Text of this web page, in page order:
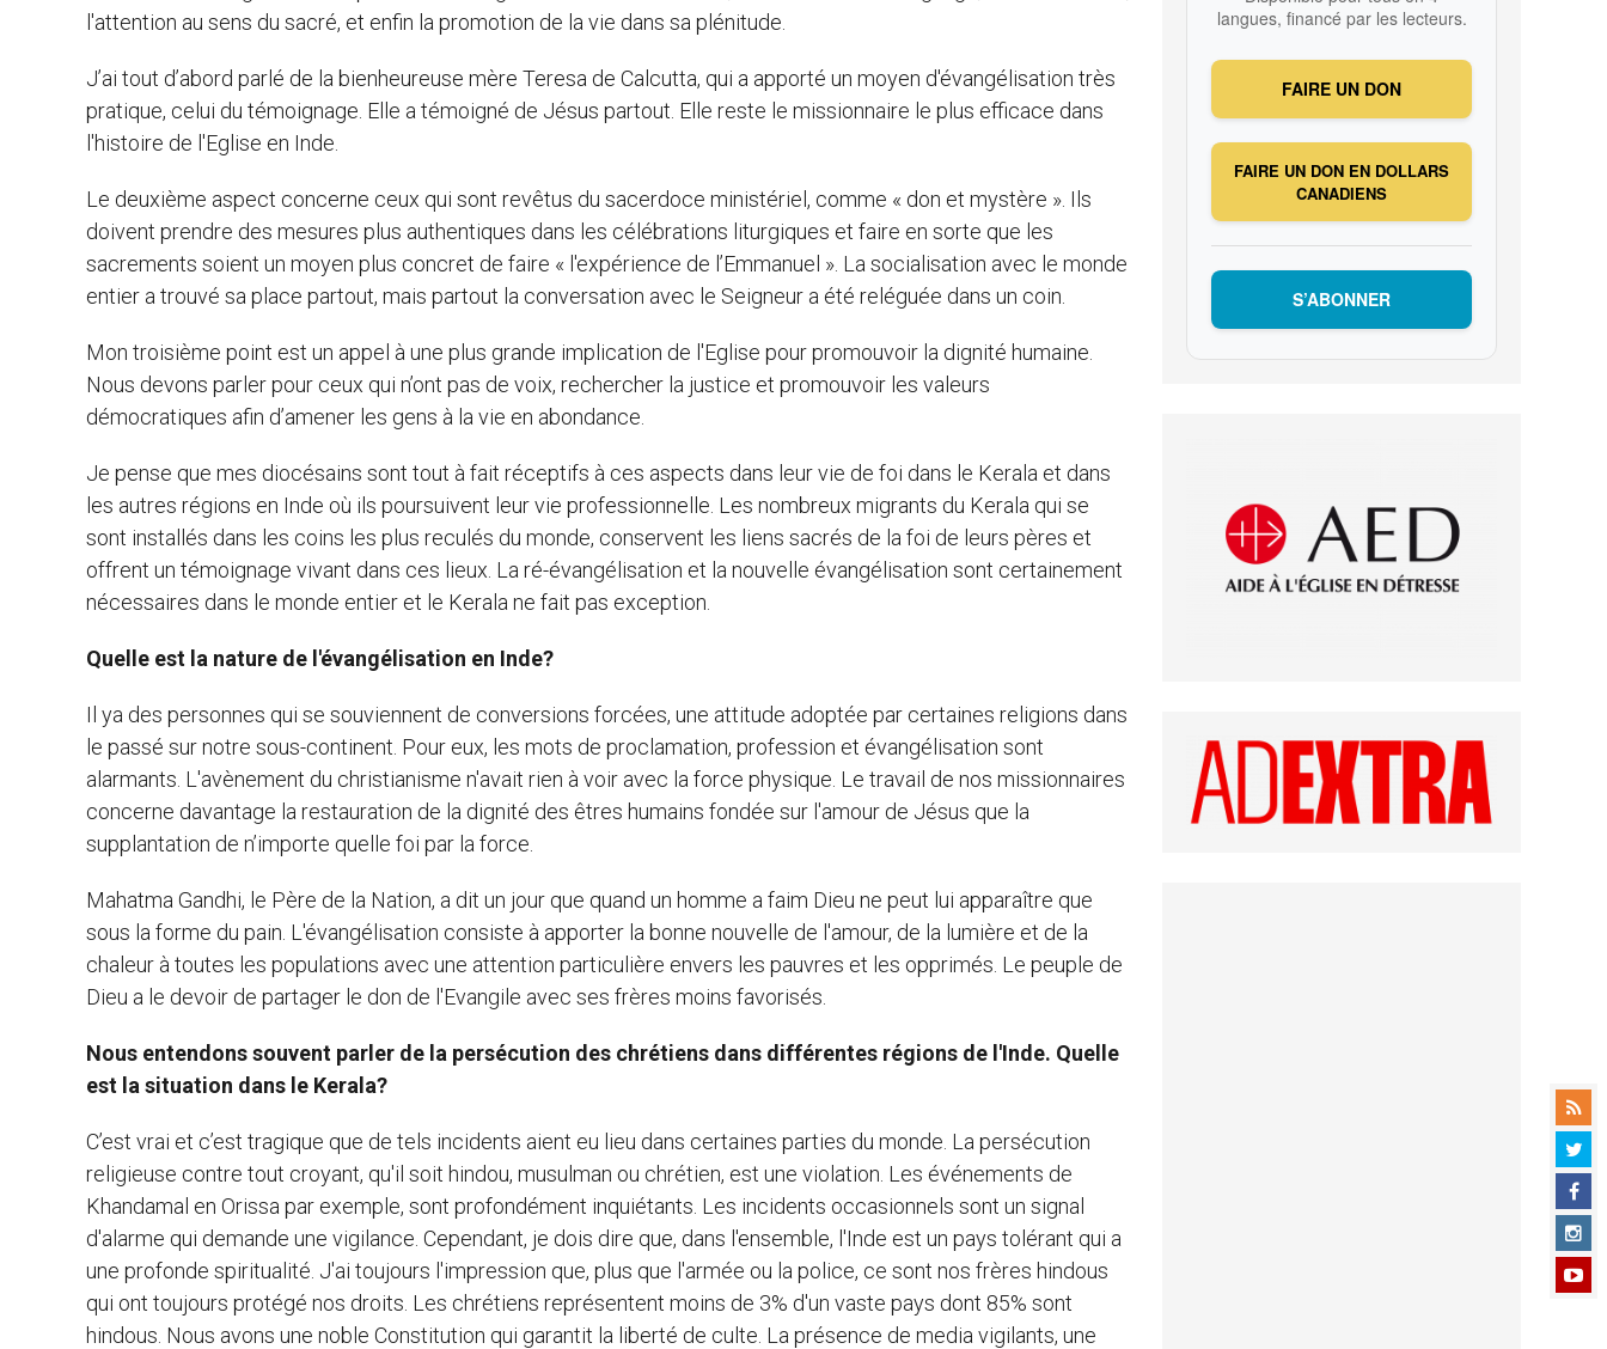
l'attention au sens du sacré, et enfin la promotion de la vie dans sa plénitude.
J’ai tout d’abord parlé de la bienheureuse mère Teresa de Calcutta, qui a apporté un moyen d'évangélisation très
pratique, celui du témoignage. Elle a témoigné de Jésus partout. Elle reste le missionnaire le plus efficace dans
l'histoire de l'Eglise en Inde.
Le deuxième aspect concerne ceux qui sont revêtus du sacerdoce ministériel, comme « don et mystère ». Ils
doivent prendre des mesures plus authentiques dans les célébrations liturgiques et faire en sorte que les
sacrements soient un moyen plus concret de faire « l'expérience de l’Emmanuel ». La socialisation avec le monde
entier a trouvé sa place partout, mais partout la conversation avec le Seigneur a été reléguée dans un coin.
Mon troisième point est un appel à une plus grande implication de l'Eglise pour promouvoir la dignité humaine.
Nous devons parler pour ceux qui n’ont pas de voix, rechercher la justice et promouvoir les valeurs
démocratiques afin d’amener les gens à la vie en abondance.
Je pense que mes diocésains sont tout à fait réceptifs à ces aspects dans leur vie de foi dans le Kerala et dans
les autres régions en Inde où ils poursuivent leur vie professionnelle. Les nombreux migrants du Kerala qui se
sont installés dans les coins les plus reculés du monde, conservent les liens sacrés de la foi de leurs pères et
offrent un témoignage vivant dans ces lieux. La ré-évangélisation et la nouvelle évangélisation sont certainement
nécessaires dans le monde entier et le Kerala ne fait pas exception.
Quelle est la nature de l'évangélisation en Inde?
Il ya des personnes qui se souviennent de conversions forcées, une attitude adoptée par certaines religions dans
le passé sur notre sous-continent. Pour eux, les mots de proclamation, profession et évangélisation sont
alarmants. L'avènement du christianisme n'avait rien à voir avec la force physique. Le travail de nos missionnaires
concerne davantage la restauration de la dignité des êtres humains fondée sur l'amour de Jésus que la
supplantation de n’importe quelle foi par la force.
Mahatma Gandhi, le Père de la Nation, a dit un jour que quand un homme a faim Dieu ne peut lui apparaître que
sous la forme du pain. L'évangélisation consiste à apporter la bonne nouvelle de l'amour, de la lumière et de la
chaleur à toutes les populations avec une attention particulière envers les pauvres et les opprimés. Le peuple de
Dieu a le devoir de partager le don de l'Evangile avec ses frères moins favorisés.
Nous entendons souvent parler de la persécution des chrétiens dans différentes régions de l'Inde. Quelle
est la situation dans le Kerala?
C’est vrai et c’est tragique que de tels incidents aient eu lieu dans certaines parties du monde. La persécution
religieuse contre tout croyant, qu'il soit hindou, musulman ou chrétien, est une violation. Les événements de
Khandamal en Orissa par exemple, sont profondément inquiétants. Les incidents occasionnels sont un signal
d'alarme qui demande une vigilance. Cependant, je dois dire que, dans l'ensemble, l'Inde est un pays tolérant qui a
une profonde spiritualité. J'ai toujours l'impression que, plus que l'armée ou la police, ce sont nos frères hindous
qui ont toujours protégé nos droits. Les chrétiens représentent moins de 3% d'un vaste pays dont 85% sont
hindous. Nous avons une noble Constitution qui garantit la liberté de culte. La présence de media vigilants, une
langues, financé par les lecteurs.
FAIRE UN DON
FAIRE UN DON EN DOLLARS
CANADIENS
S’ABONNER